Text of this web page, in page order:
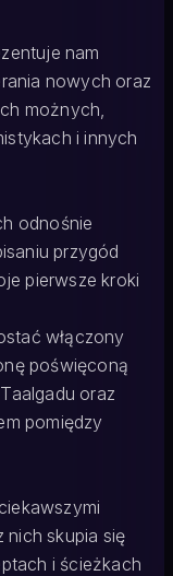
nam
nowych oraz
możnych,
i innych
odnośnie
przygód
pierwsze kroki
włączony
poświęconą
oraz
pomiędzy
nich skupia się
i ścieżkach